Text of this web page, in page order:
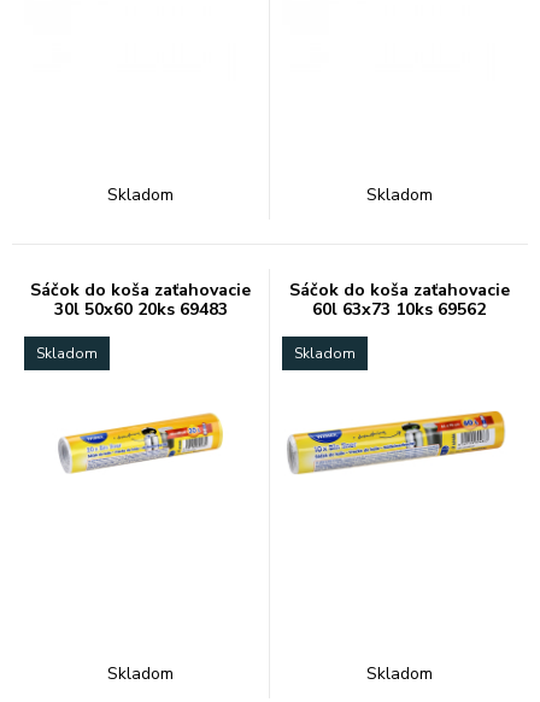
Skladom Skladom
Sáčok do koša zaťahovacie
30l 50x60 20ks 69483
Skladom
Skladom
Sáčok do koša zaťahovacie
60l 63x73 10ks 69562
Skladom
Skladom